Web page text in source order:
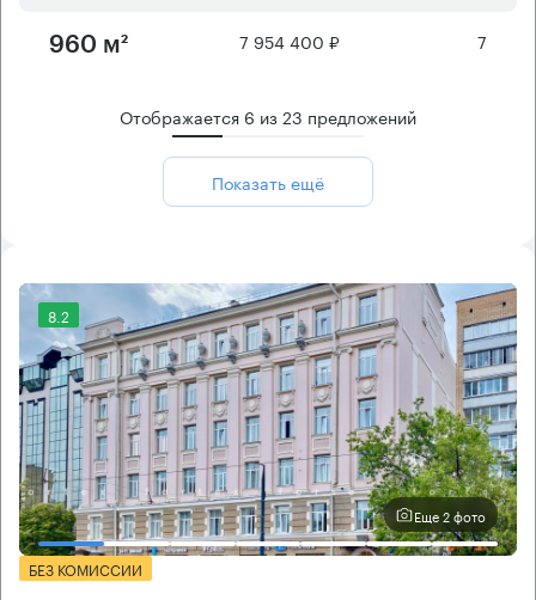
960 м² 7 954 400 ₽ 7
Отображается 6 из23 предложений
Показать ещё
8.2
Еще 2 фото
БЕЗ КОМИССИИ